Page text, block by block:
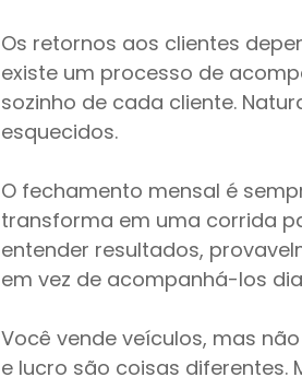
Os retornos aos clientes
existe um processo de
sozinho de cada cliente.
esquecidos.
O fechamento mensal é
transforma em uma corrida
entender resultados,
em vez de acompanhá-los
Você vende veículos, mas
e lucro são coisas diferentes.